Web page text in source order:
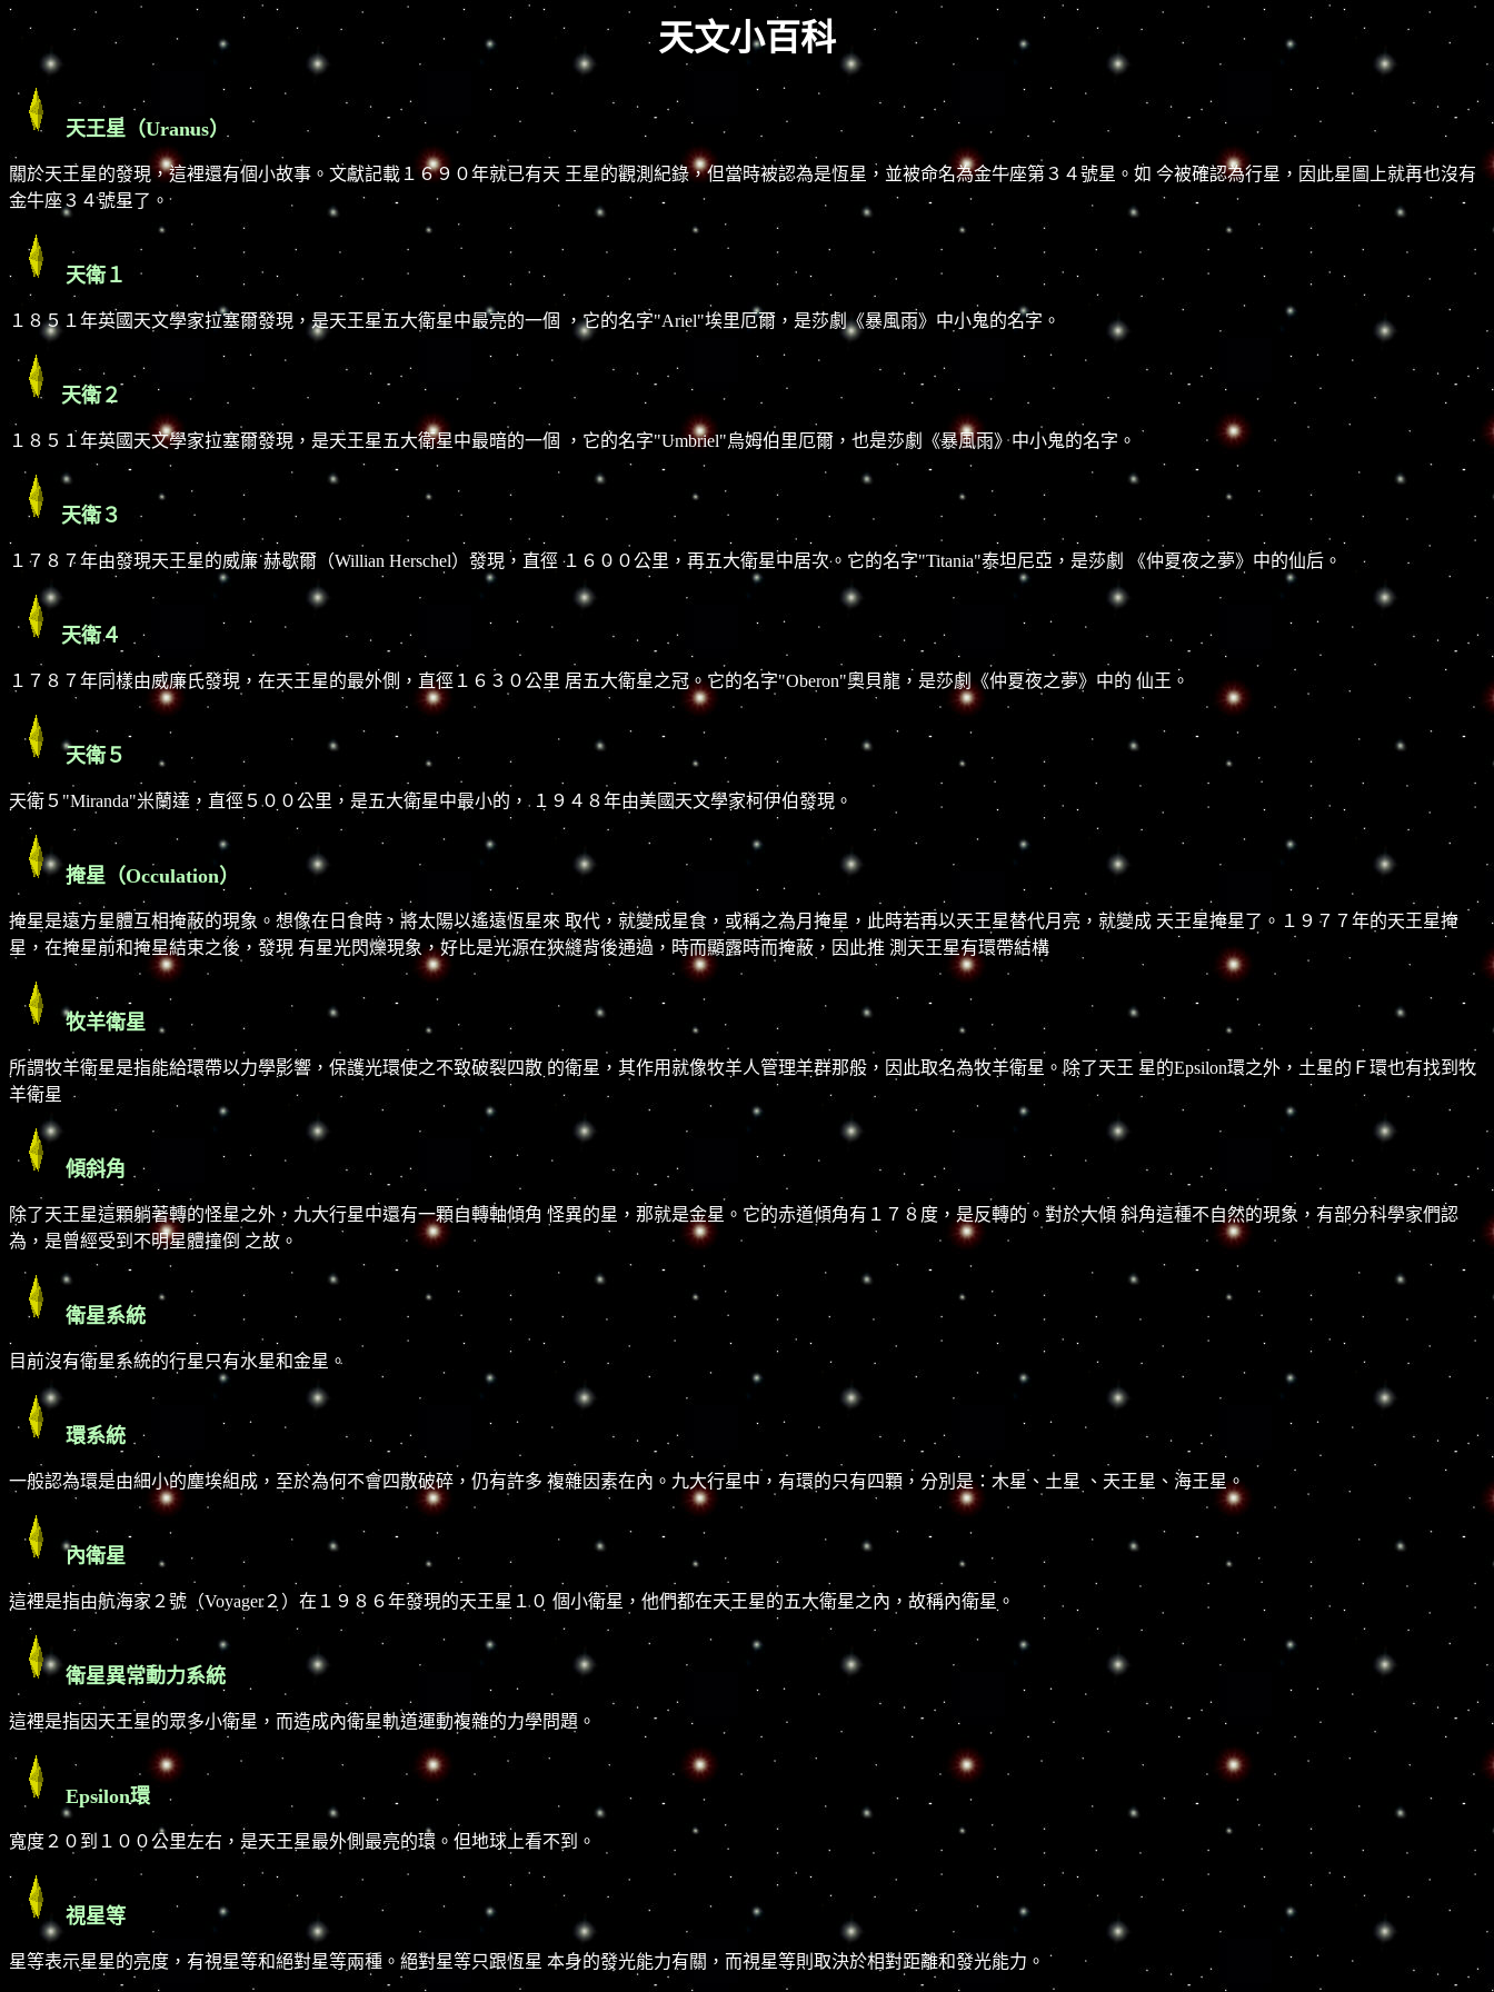
天文小百科
天王星（Uranus）
關於天王星的發現，這裡還有個小故事。文獻記載１６９０年就已有天 王星的觀測紀錄，但當時被認為是恆星，並被命名為金牛座第３４號星。如 今被確認為行星，因此星圖上就再也沒有
金牛座３４號星了。
天衛１
１８５１年英國天文學家拉塞爾發現，是天王星五大衛星中最亮的一個 ，它的名字"Ariel"埃里厄爾，是莎劇《暴風雨》中小鬼的名字。
天衛２
１８５１年英國天文學家拉塞爾發現，是天王星五大衛星中最暗的一個 ，它的名字"Umbriel"烏姆伯里厄爾，也是莎劇《暴風雨》中小鬼的名字。
天衛３
１７８７年由發現天王星的威廉˙赫歇爾（Willian Herschel）發現，直徑 １６００公里，再五大衛星中居次。它的名字"Titania"泰坦尼亞，是莎劇 《仲夏夜之夢》中的仙后。
天衛４
１７８７年同樣由威廉氏發現，在天王星的最外側，直徑１６３０公里 居五大衛星之冠。它的名字"Oberon"奧貝龍，是莎劇《仲夏夜之夢》中的 仙王。
天衛５
天衛５"Miranda"米蘭達，直徑５００公里，是五大衛星中最小的， １９４８年由美國天文學家柯伊伯發現。
掩星（Occulation）
掩星是遠方星體互相掩蔽的現象。想像在日食時，將太陽以遙遠恆星來 取代，就變成星食，或稱之為月掩星，此時若再以天王星替代月亮，就變成 天王星掩星了。１９７７年的天王星掩
星，在掩星前和掩星結束之後，發現 有星光閃爍現象，好比是光源在狹縫背後通過，時而顯露時而掩蔽，因此推 測天王星有環帶結構
牧羊衛星
所謂牧羊衛星是指能給環帶以力學影響，保護光環使之不致破裂四散 的衛星，其作用就像牧羊人管理羊群那般，因此取名為牧羊衛星。除了天王 星的Epsilon環之外，土星的Ｆ環也有找到牧
羊衛星
傾斜角
除了天王星這顆躺著轉的怪星之外，九大行星中還有一顆自轉軸傾角 怪異的星，那就是金星。它的赤道傾角有１７８度，是反轉的。對於大傾 斜角這種不自然的現象，有部分科學家們認
為，是曾經受到不明星體撞倒 之故。
衛星系統
目前沒有衛星系統的行星只有水星和金星。
環系統
一般認為環是由細小的塵埃組成，至於為何不會四散破碎，仍有許多 複雜因素在內。九大行星中，有環的只有四顆，分別是：木星、土星 、天王星、海王星。
內衛星
這裡是指由航海家２號（Voyager２）在１９８６年發現的天王星１０ 個小衛星，他們都在天王星的五大衛星之內，故稱內衛星。
衛星異常動力系統
這裡是指因天王星的眾多小衛星，而造成內衛星軌道運動複雜的力學問題。
Epsilon環
寬度２０到１００公里左右，是天王星最外側最亮的環。但地球上看不到。
視星等
星等表示星星的亮度，有視星等和絕對星等兩種。絕對星等只跟恆星 本身的發光能力有關，而視星等則取決於相對距離和發光能力。